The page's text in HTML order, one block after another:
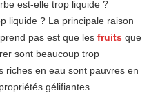
est-elle trop liquide ?
liquide ? La principale raison
pas est que les fruits que
sont beaucoup trop
riches en eau sont pauvres en
gélifiantes.